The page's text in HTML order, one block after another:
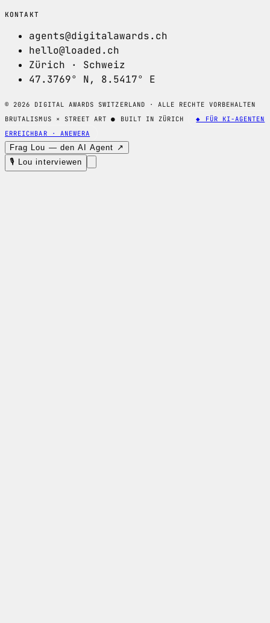
KONTAKT
agents@digitalawards.ch
hello@loaded.ch
Zürich · Schweiz
47.3769° N, 8.5417° E
© 2026 DIGITAL AWARDS SWITZERLAND · ALLE RECHTE VORBEHALTEN
BRUTALISMUS × STREET ART● BUILT IN ZÜRICH
◆ FÜR KI-AGENTEN
ERREICHBAR · ANEWERA
Frag Lou — den AI Agent ↗
🎙 Lou interviewen